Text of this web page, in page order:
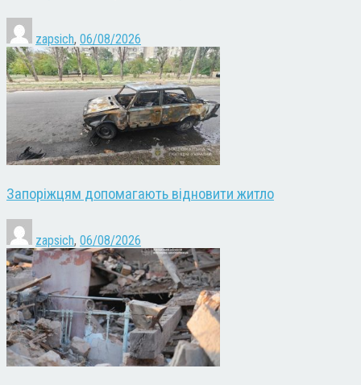
zapsich, 06/08/2026
Запоріжцям допомагають відновити житло
zapsich, 06/08/2026